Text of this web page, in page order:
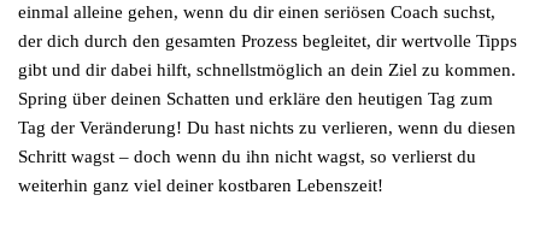
einmal alleine gehen, wenn du dir einen seriösen Coach suchst,
der dich durch den gesamten Prozess begleitet, dir wertvolle Tipps
gibt und dir dabei hilft, schnellstmöglich an dein Ziel zu kommen.
Spring über deinen Schatten und erkläre den heutigen Tag zum
Tag der Veränderung! Du hast nichts zu verlieren, wenn du diesen
Schritt wagst – doch wenn du ihn nicht wagst, so verlierst du
weiterhin ganz viel deiner kostbaren Lebenszeit!